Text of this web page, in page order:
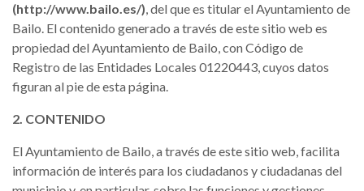
(http://www.bailo.es/), del que es titular el Ayuntamiento de
Bailo. El contenido generado a través de este sitio web es
propiedad del Ayuntamiento de Bailo, con Código de
Registro de las Entidades Locales 01220443, cuyos datos
figuran al pie de esta página.
2. CONTENIDO
El Ayuntamiento de Bailo, a través de este sitio web, facilita
información de interés para los ciudadanos y ciudadanas del